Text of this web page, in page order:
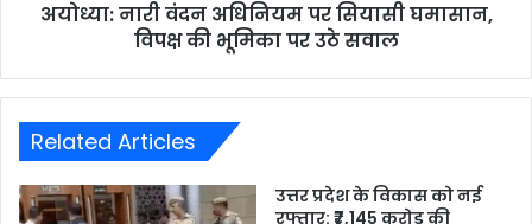
अयोध्या: नारी वंदन अधिनियम पर सियासी घमासान,
विपक्ष की भूमिका पर उठे सवाल
Related Articles
उत्तर प्रदेश के विकास को नई
रफ्तार: ₹7,145 करोड़ की